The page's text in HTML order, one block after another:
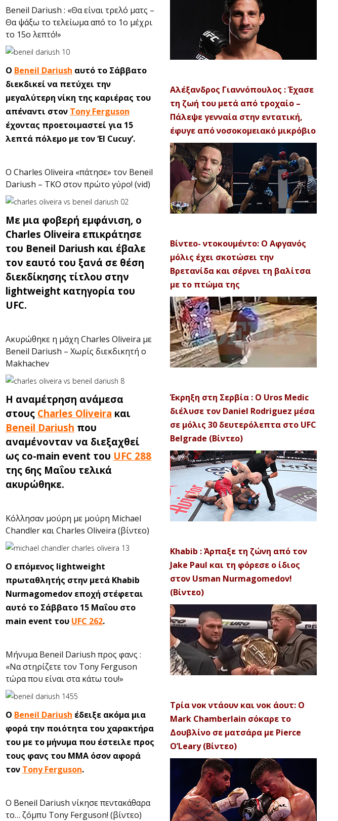
Beneil Dariush : «Θα είναι τρελό ματς –
Θα ψάξω το τελείωμα από το 1ο μέχρι
το 15ο λεπτό!»
Ο Beneil Dariush αυτό το Σάββατο
διεκδικεί να πετύχει την
μεγαλύτερη νίκη της καριέρας του
απέναντι στον Tony Ferguson
έχοντας προετοιμαστεί για 15
λεπτά πόλεμο με τον ‘El Cucuy’.
O Charles Oliveira «πάτησε» τον Beneil
Dariush – ΤΚΟ στον πρώτο γύρο! (vid)
Με μια φοβερή εμφάνιση, ο
Charles Oliveira επικράτησε
του Beneil Dariush και έβαλε
τον εαυτό του ξανά σε θέση
διεκδίκησης τίτλου στην
lightweight κατηγορία του
UFC.
Ακυρώθηκε η μάχη Charles Oliveira με
Beneil Dariush – Χωρίς διεκδικητή ο
Makhachev
Η αναμέτρηση ανάμεσα
στους Charles Oliveira και
Beneil Dariush που
αναμένονταν να διεξαχθεί
ως co-main event του UFC 288
της 6ης Μαΐου τελικά
ακυρώθηκε.
Κόλλησαν μούρη με μούρη Michael
Chandler και Charles Oliveira (βίντεο)
Ο επόμενος lightweight
πρωταθλητής στην μετά Khabib
Nurmagomedov εποχή στέφεται
αυτό το Σάββατο 15 Μαΐου στο
main event του UFC 262.
Μήνυμα Beneil Dariush προς φανς :
«Να στηρίζετε τον Tony Ferguson
τώρα που είναι στα κάτω του!»
Ο Beneil Dariush έδειξε ακόμα μια
φορά την ποιότητα του χαρακτήρα
του με το μήνυμα που έστειλε προς
τους φανς του ΜΜΑ όσον αφορά
τον Tony Ferguson.
Ο Beneil Dariush νίκησε πεντακάθαρα
το… ζόμπυ Tony Ferguson! (βίντεο)
Αλέξανδρος Γιαννόπουλος : Έχασε
τη ζωή του μετά από τροχαίο –
Πάλεψε γενναία στην εντατική,
έφυγε από νοσοκομειακό μικρόβιο
Βίντεο- ντοκουμέντο: Ο Αφγανός
μόλις έχει σκοτώσει την
Βρετανίδα και σέρνει τη βαλίτσα
με το πτώμα της
Έκρηξη στη Σερβία : Ο Uros Medic
διέλυσε τον Daniel Rodriguez μέσα
σε μόλις 30 δευτερόλεπτα στο UFC
Belgrade (Βίντεο)
Khabib : Άρπαξε τη ζώνη από τον
Jake Paul και τη φόρεσε ο ίδιος
στον Usman Nurmagomedov!
(Βίντεο)
Τρία νοκ ντάουν και νοκ άουτ: Ο
Mark Chamberlain σόκαρε το
Δουβλίνο σε ματσάρα με Pierce
O’Leary (Βίντεο)